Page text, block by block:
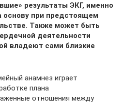
результаты ЭКГ, именно
основу при предстоящем
Также может быть
деятельности
владеют сами близкие
анамнез играет
плана
отношения между